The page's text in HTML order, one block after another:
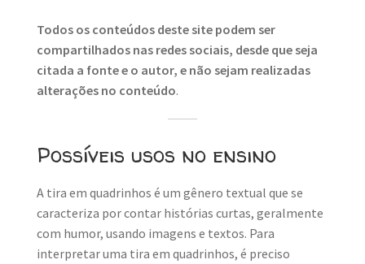
Todos os conteúdos deste site podem ser
compartilhados nas redes sociais, desde que seja
citada a fonte e o autor, e não sejam realizadas
alterações no conteúdo.
Possíveis usos no ensino
A tira em quadrinhos é um gênero textual que se
caracteriza por contar histórias curtas, geralmente
com humor, usando imagens e textos. Para
interpretar uma tira em quadrinhos, é preciso